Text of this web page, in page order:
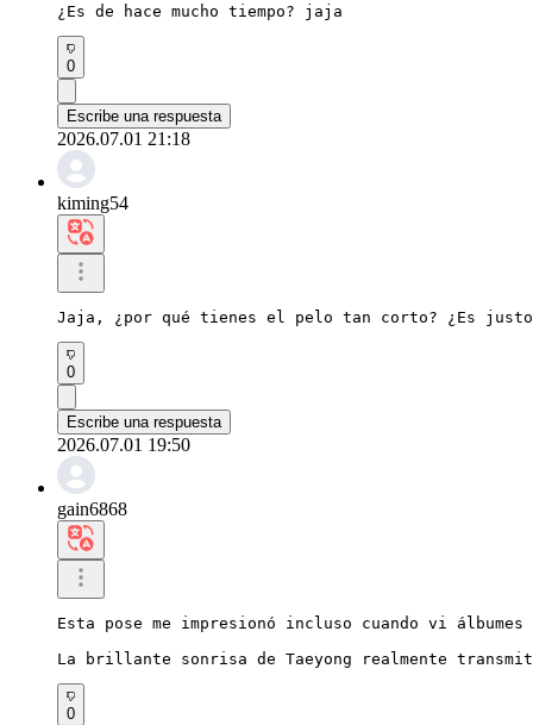
¿Es de hace mucho tiempo? jaja
0
Escribe una respuesta
2026.07.01 21:18
kiming54
Jaja, ¿por qué tienes el pelo tan corto? ¿Es
0
Escribe una respuesta
2026.07.01 19:50
gain6868
Esta pose me impresionó incluso cuando vi álbumes
La brillante sonrisa de Taeyong realmente
0